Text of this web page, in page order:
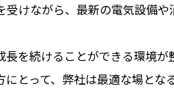
けながら、最新の電気設備
を続けることができる環境が
とって、弊社は最適な場とな